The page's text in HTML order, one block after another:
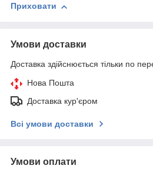
Приховати
Умови доставки
Доставка здійснюється тільки по
Нова Пошта
Доставка кур'єром
Всі умови доставки
Умови оплати